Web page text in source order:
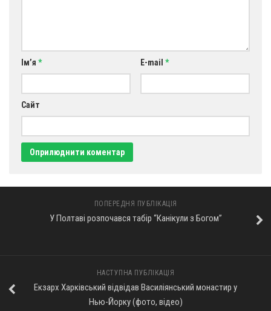
Ім’я * E-mail *
Сайт
ПОПЕРЕДНЯ ПУБЛІКАЦІЯ
У Полтаві розпочався табір “Канікули з Богом”
НАСТУПНА ПУБЛІКАЦІЯ
Екзарх Харківський відвідав Василіянський монастир у
Нью-Йорку (фото, відео)